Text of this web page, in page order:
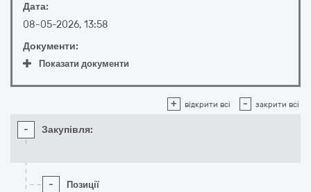
Дата:
08-05-2026, 13:58
Документи:
Показати документи
+ відкрити всі - закрити всі
- Закупівля:
- Позиції